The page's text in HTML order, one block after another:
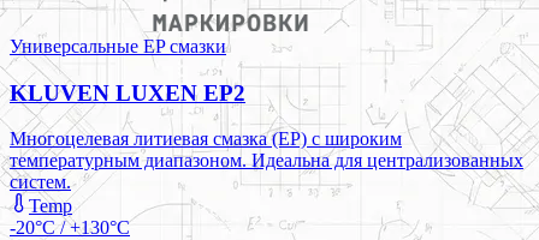
Универсальные EP смазки
KLUVEN LUXEN EP2
Многоцелевая литиевая смазка (EP) с широким
температурным диапазоном. Идеальна для централизованных
систем.
Temp
-20°C / +130°C